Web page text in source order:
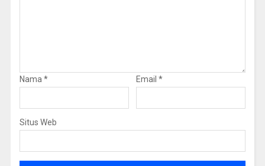
Nama * Email *
Situs Web